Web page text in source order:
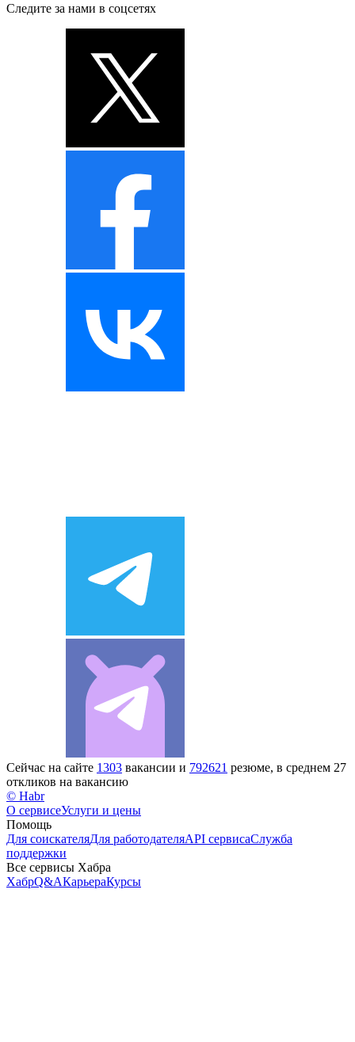
Следите за нами в соцсетях
Сейчас на сайте 1303 вакансии и 792621 резюме, в среднем 27
откликов на вакансию
© Habr
О сервисеУслуги и цены
Помощь
Для соискателяДля работодателяAPI сервисаСлужба
поддержки
Все сервисы Хабра
ХабрQ&AКарьераКурсы